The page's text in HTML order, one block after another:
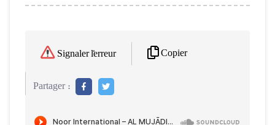
Signaler l'erreur Copier
Partager :